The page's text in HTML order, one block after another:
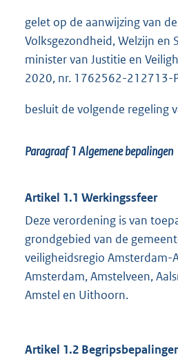
gelet op de aanwijzing van
Volksgezondheid, Welzijn en
minister van Justitie en
2020, nr. 1762562-212713-
besluit de volgende regeling
Paragraaf 1Algemene bepalingen
Artikel 1.1 Werkingssfeer
Deze verordening is van
grondgebied van de
veiligheidsregio Amsterdam-
Amsterdam, Amstelveen,
Amstel en Uithoorn.
Artikel 1.2